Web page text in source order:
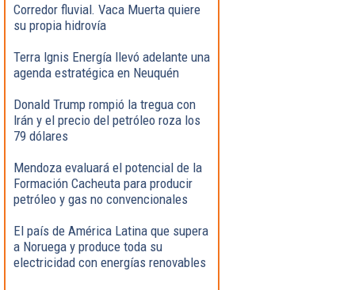
Corredor fluvial. Vaca Muerta quiere
su propia hidrovía
Terra Ignis Energía llevó adelante una
agenda estratégica en Neuquén
Donald Trump rompió la tregua con
Irán y el precio del petróleo roza los
79 dólares
Mendoza evaluará el potencial de la
Formación Cacheuta para producir
petróleo y gas no convencionales
El país de América Latina que supera
a Noruega y produce toda su
electricidad con energías renovables